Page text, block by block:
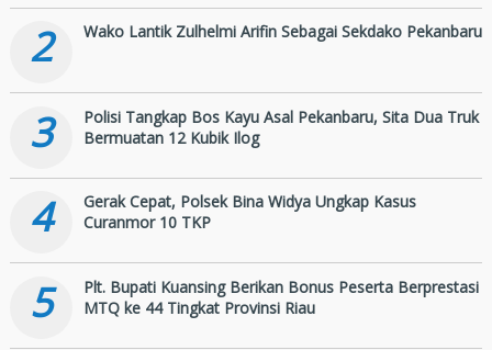
2 Wako Lantik Zulhelmi Arifin Sebagai Sekdako Pekanbaru
3
Polisi Tangkap Bos Kayu Asal Pekanbaru, Sita Dua Truk
Bermuatan 12 Kubik Ilog
4
Gerak Cepat, Polsek Bina Widya Ungkap Kasus
Curanmor 10 TKP
5
Plt. Bupati Kuansing Berikan Bonus Peserta Berprestasi
MTQ ke 44 Tingkat Provinsi Riau